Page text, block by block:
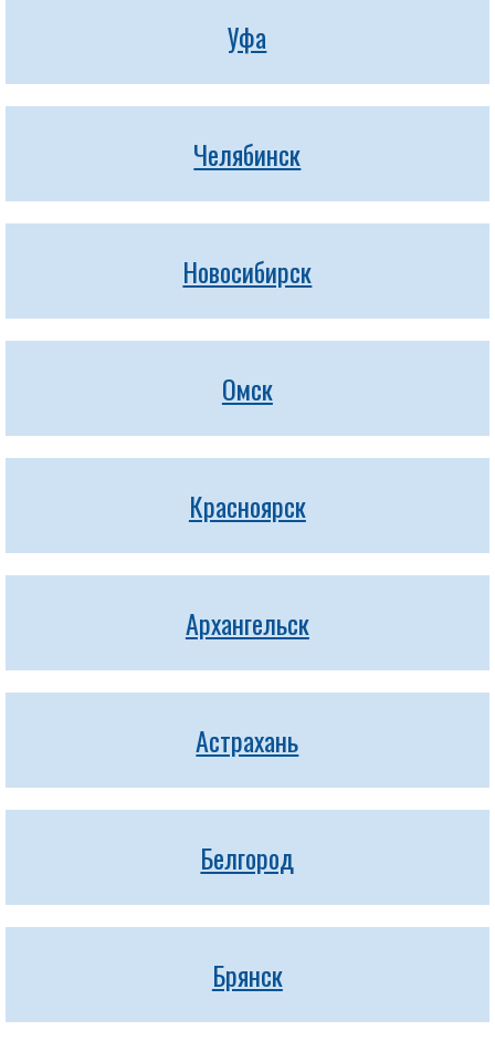
Уфа
Челябинск
Новосибирск
Омск
Красноярск
Архангельск
Астрахань
Белгород
Брянск